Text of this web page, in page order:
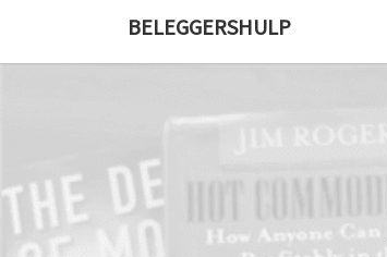
BELEGGERSHULP